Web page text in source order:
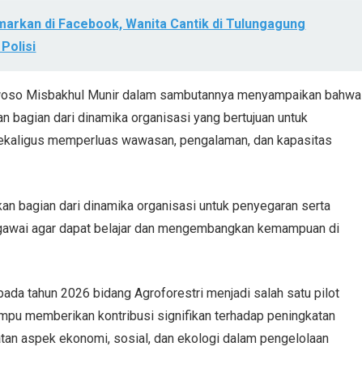
di Facebook, Wanita Cantik di Tulungagung
Polisi
Misbakhul Munir dalam sambutannya menyampaikan bahwa
bagian dari dinamika organisasi yang bertujuan untuk
memperluas wawasan, pengalaman, dan kapasitas
bagian dari dinamika organisasi untuk penyegaran serta
agar dapat belajar dan mengembangkan kemampuan di
tahun 2026 bidang Agroforestri menjadi salah satu pilot
memberikan kontribusi signifikan terhadap peningkatan
aspek ekonomi, sosial, dan ekologi dalam pengelolaan